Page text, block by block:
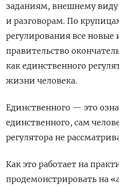
заданиям, внешнему
и разговорам. По
регулирования все новые
правительство
как единственного
жизни человека.
Единственного — это
единственного, сам
регулятора не
Как это работает на
продемонстрировать на